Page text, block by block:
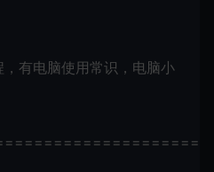
有电脑使用常识，电脑小